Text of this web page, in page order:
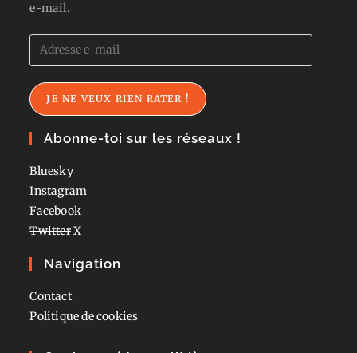
e-mail.
Adresse
e-
mail
JE NE VEUX RIEN RATER !
Abonne-toi sur les réseaux !
Bluesky
Instagram
Facebook
TwitterX
Navigation
Contact
Politique de cookies